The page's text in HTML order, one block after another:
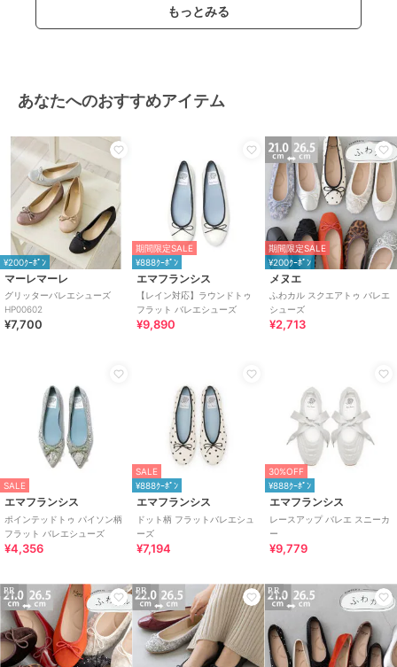
もっとみる
あなたへのおすすめアイテム
¥200ｸｰﾎﾟﾝ
マーレマーレ
グリッターバレエシューズ
HP00602
¥7,700
期間限定SALE
¥888ｸｰﾎﾟﾝ
エマフランシス
【レイン対応】ラウンドトゥ
フラット バレエシューズ
¥9,890
期間限定SALE
¥200ｸｰﾎﾟﾝ
メヌエ
ふわカル スクエアトゥ バレエ
シューズ
¥2,713
SALE
エマフランシス
ポインテッドトゥ パイソン柄
フラット バレエシューズ
¥4,356
SALE
¥888ｸｰﾎﾟﾝ
エマフランシス
ドット柄 フラットバレエシュ
ーズ
¥7,194
30%OFF
¥888ｸｰﾎﾟﾝ
エマフランシス
レースアップ バレエ スニーカ
ー
¥9,779
PR PR PR